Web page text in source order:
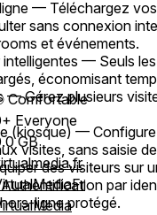
— Téléchargez
sans connexion
et événements.
intelligentes — Seuls
économisant
— Gérez plusieurs
(kiosque) —
visites, sans saisie
des visiteurs sur
par
ligne protégé.
Comfortable
Everyone
GB